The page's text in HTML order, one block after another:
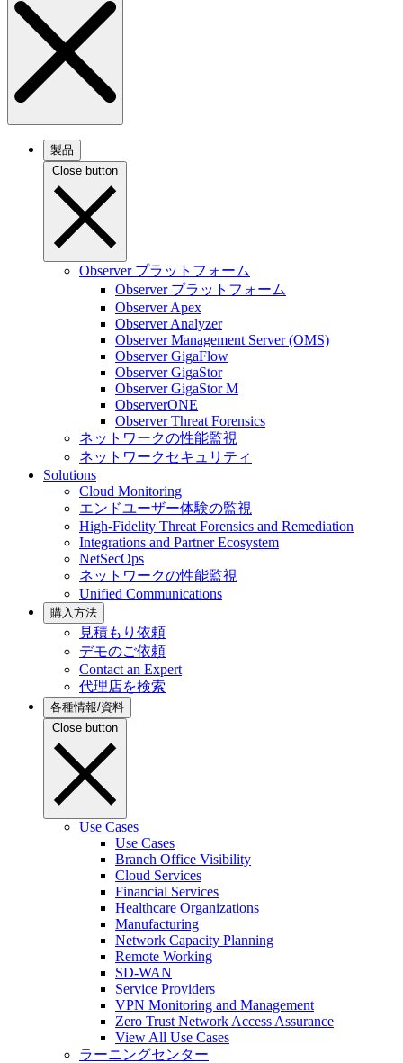
製品
Close button
Observer プラットフォーム
Observer プラットフォーム
Observer Apex
Observer Analyzer
Observer Management Server (OMS)
Observer GigaFlow
Observer GigaStor
Observer GigaStor M
ObserverONE
Observer Threat Forensics
ネットワークの性能監視
ネットワークセキュリティ
Solutions
Cloud Monitoring
エンドユーザー体験の監視
High-Fidelity Threat Forensics and Remediation
Integrations and Partner Ecosystem
NetSecOps
ネットワークの性能監視
Unified Communications
購入方法
見積もり依頼
デモのご依頼
Contact an Expert
代理店を検索
各種情報/資料
Close button
Use Cases
Use Cases
Branch Office Visibility
Cloud Services
Financial Services
Healthcare Organizations
Manufacturing
Network Capacity Planning
Remote Working
SD-WAN
Service Providers
VPN Monitoring and Management
Zero Trust Network Access Assurance
View All Use Cases
ラーニングセンター